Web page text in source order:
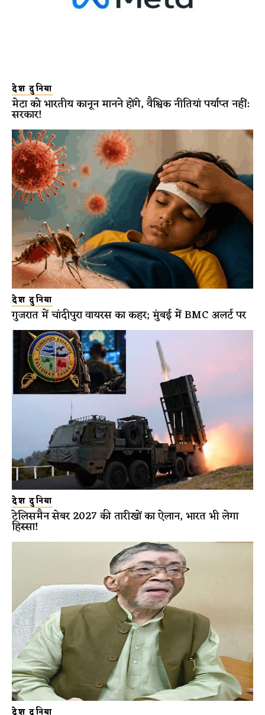
देश दुनिया
मेटा को भारतीय कानून मानने होंगे, वैश्विक नीतियां पर्याप्त नहीं:
सरकार!
देश दुनिया
गुजरात में चांदीपुरा वायरस का कहर; मुंबई में BMC अलर्ट पर
देश दुनिया
टेलिसमैन सेबर 2027 की तारीखों का ऐलान, भारत भी लेगा
हिस्सा!